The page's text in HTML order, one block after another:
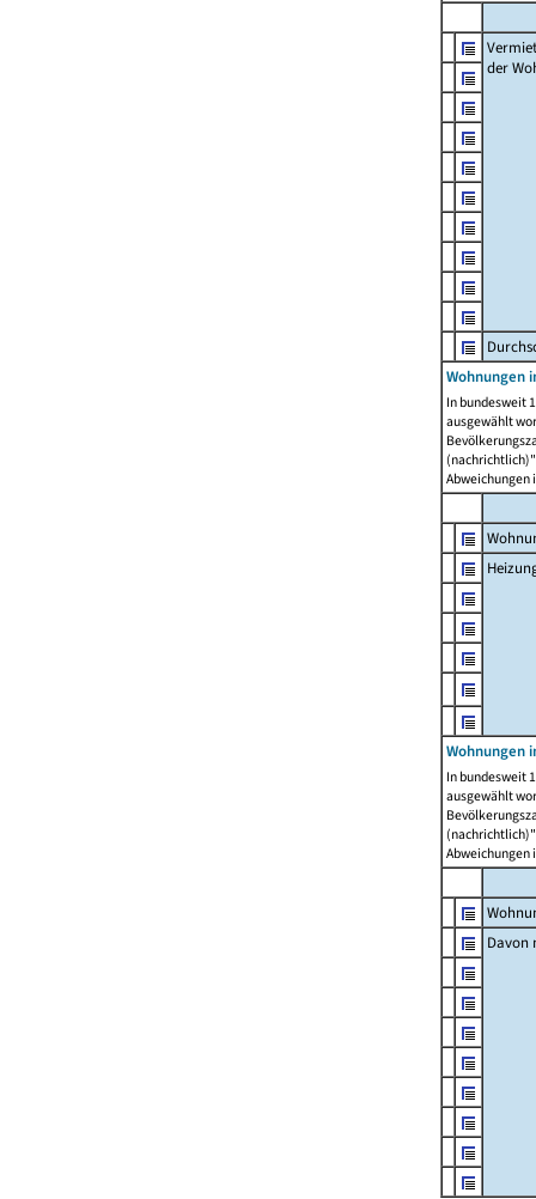
der
Wohnungen
In bundesweit
ausgewählt
Abweichungen
Wohnungen
In bundesweit
ausgewählt
Abweichungen
Davon